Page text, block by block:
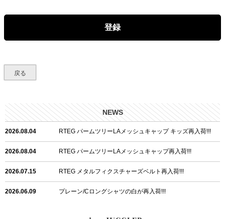
)
登録
戻る
NEWS
2026.08.04 RTEG パームツリーLAメッシュキャップ キッズ再入荷!!!
2026.08.04 RTEG パームツリーLAメッシュキャップ再入荷!!!
2026.07.15 RTEG メタルフィクスチャーズベルト再入荷!!!
2026.06.09 プレーン/Cロングシャツの白が再入荷!!!